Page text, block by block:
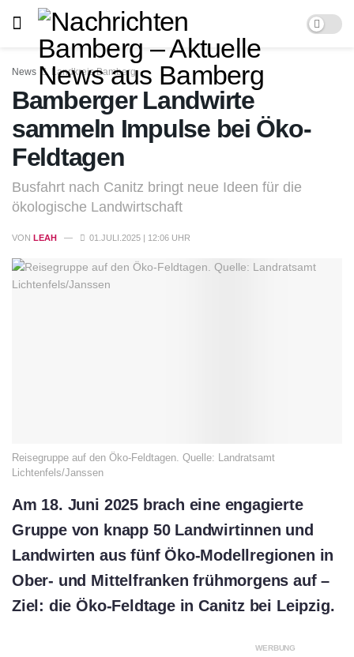
News Landkreis Bamberg
Bamberger Landwirte
sammeln Impulse bei Öko-
Feldtagen
Busfahrt nach Canitz bringt neue Ideen für die
ökologische Landwirtschaft
VON LEAH 01.JULI.2025 | 12:06 UHR
Reisegruppe auf den Öko-Feldtagen. Quelle: Landratsamt
Lichtenfels/Janssen
Am 18. Juni 2025 brach eine engagierte
Gruppe von knapp 50 Landwirtinnen und
Landwirten aus fünf Öko-Modellregionen in
Ober- und Mittelfranken frühmorgens auf –
Ziel: die Öko-Feldtage in Canitz bei Leipzig.
WERBUNG